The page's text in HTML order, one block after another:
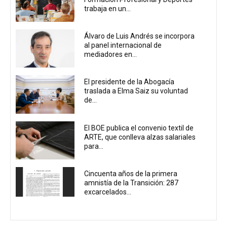
trabaja en un...
Álvaro de Luis Andrés se incorpora
al panel internacional de
mediadores en...
El presidente de la Abogacía
traslada a Elma Saiz su voluntad
de...
El BOE publica el convenio textil de
ARTE, que conlleva alzas salariales
para...
Cincuenta años de la primera
amnistía de la Transición: 287
excarcelados...